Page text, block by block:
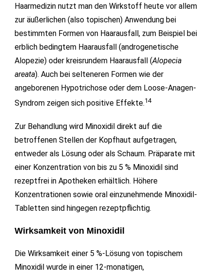
Haarmedizin nutzt man den Wirkstoff heute vor allem
zur äußerlichen (also topischen) Anwendung bei
bestimmten Formen von Haarausfall, zum Beispiel bei
erblich bedingtem Haarausfall (androgenetische
Alopezie) oder kreisrundem Haarausfall (Alopecia
areata). Auch bei selteneren Formen wie der
angeborenen Hypotrichose oder dem Loose-Anagen-
Syndrom zeigen sich positive Effekte.14
Zur Behandlung wird Minoxidil direkt auf die
betroffenen Stellen der Kopfhaut aufgetragen,
entweder als Lösung oder als Schaum. Präparate mit
einer Konzentration von bis zu 5 % Minoxidil sind
rezeptfrei in Apotheken erhältlich. Höhere
Konzentrationen sowie oral einzunehmende Minoxidil-
Tabletten sind hingegen rezeptpflichtig.
Wirksamkeit von Minoxidil
Die Wirksamkeit einer 5 %-Lösung von topischem
Minoxidil wurde in einer 12-monatigen,